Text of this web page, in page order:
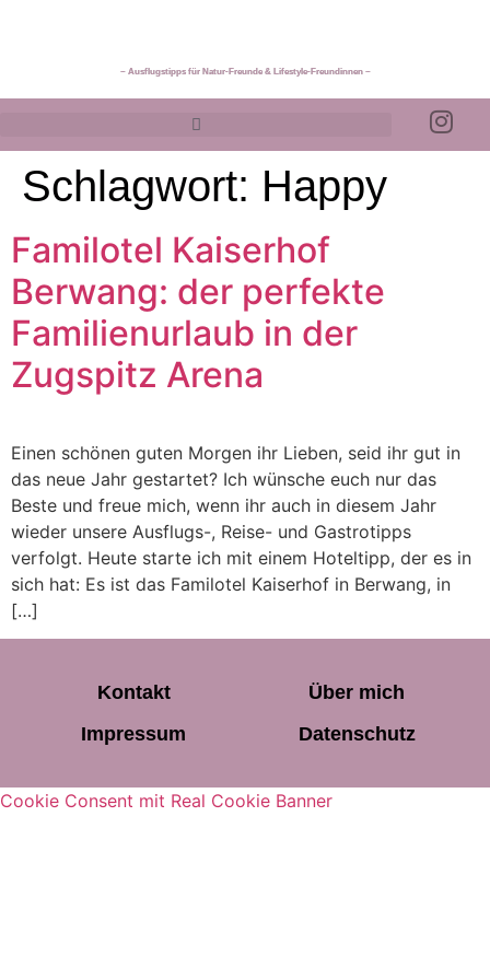
~ Ausflugstipps für Natur-Freunde & Lifestyle-Freundinnen ~
Schlagwort: Happy
Familotel Kaiserhof
Berwang: der perfekte
Familienurlaub in der
Zugspitz Arena
Einen schönen guten Morgen ihr Lieben, seid ihr gut in
das neue Jahr gestartet? Ich wünsche euch nur das
Beste und freue mich, wenn ihr auch in diesem Jahr
wieder unsere Ausflugs-, Reise- und Gastrotipps
verfolgt. Heute starte ich mit einem Hoteltipp, der es in
sich hat: Es ist das Familotel Kaiserhof in Berwang, in
[…]
Kontakt
Über mich
Impressum
Datenschutz
Cookie Consent mit Real Cookie Banner